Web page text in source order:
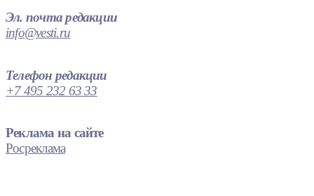
Эл. почта редакции
info@vesti.ru
Телефон редакции
+7 495 232 63 33
Реклама на сайте
Росреклама